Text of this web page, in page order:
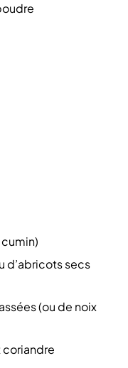
d’abricots secs
(ou de noix